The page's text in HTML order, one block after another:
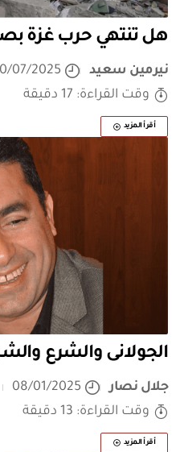
هل تنتهي حرب غزة
نيرمين سعيد
10/07/2025
وقت القراءة: 17 دقيقة
أقرأ المزيد
الجولانى والشرع
جلال نصار
08/01/2025
وقت القراءة: 13 دقيقة
أقرأ المزيد